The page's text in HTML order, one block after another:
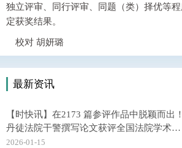
独立评审、同行评审、同题（类）择优等
定获奖结果。
校对 胡妍璐
最新资讯
【时快讯】在2173 篇参评作品中脱颖而出！
丹徒法院干警撰写论文获评全国法院学术讨
论会二等奖
2026-01-15